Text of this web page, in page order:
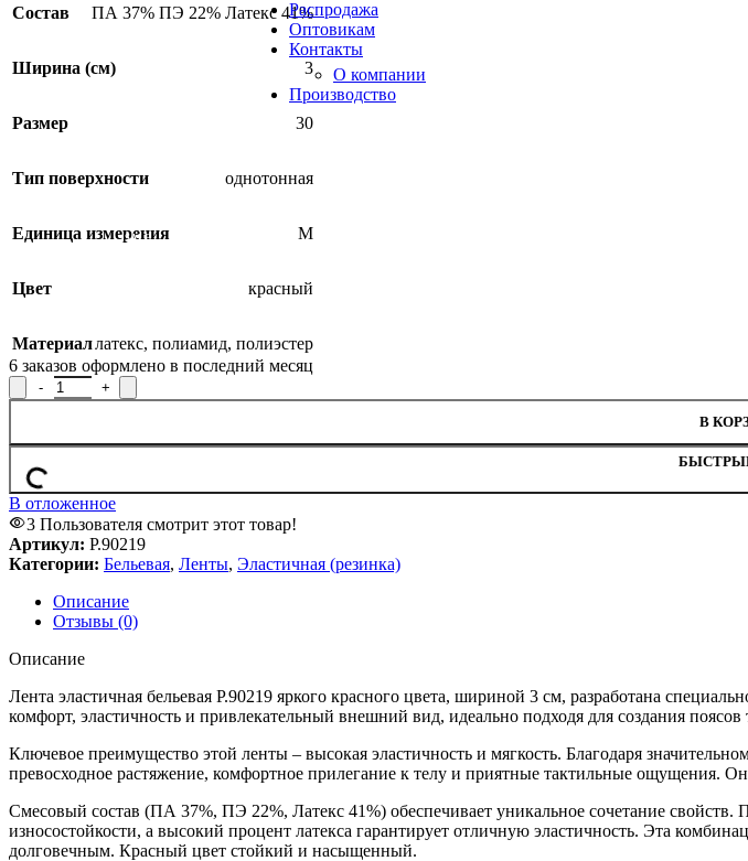
Распродажа
Оптовикам
Контакты
О компании
Производство
Состав ПА 37% ПЭ 22% Латекс 41%
Ширина (см) 3
Размер 30
Тип поверхности однотонная
Единица измерения М
Цвет красный
Материаллатекс, полиамид, полиэстер
6 заказов оформлено в последний месяц
Количество товара Лента эластичная бельевая Р.90219, ширина 3 см
В
В отложенное
3 Пользователя смотрит этот товар!
Артикул: Р.90219
Категории: Бельевая, Ленты, Эластичная (резинка)
Описание
Отзывы (0)
Описание
Лента эластичная бельевая Р.90219 яркого красного цвета, шириной 3 см, разработана
комфорт, эластичность и привлекательный внешний вид, идеально подходя для создания
Ключевое преимущество этой ленты – высокая эластичность и мягкость. Благодаря
превосходное растяжение, комфортное прилегание к телу и приятные тактильные ощущения.
Смесовый состав (ПА 37%, ПЭ 22%, Латекс 41%) обеспечивает уникальное сочетание
износостойкости, а высокий процент латекса гарантирует отличную эластичность. Эта
долговечным. Красный цвет стойкий и насыщенный.
SALE